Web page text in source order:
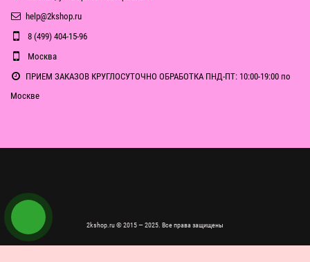
help@2kshop.ru
8 (499) 404-15-96
Москва
ПРИЕМ ЗАКАЗОВ КРУГЛОСУТОЧНО ОБРАБОТКА ПНД-ПТ: 10:00-19:00 по
Москве
2kshop.ru © 2015 — 2025. Все права защищены